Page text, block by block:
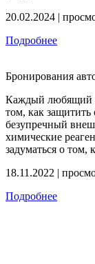
20.02.2024 |
Подробнее
Бронирования
Каждый любящий
том, как защитить
безупречный
химические
задуматься о том,
18.11.2022 |
Подробнее